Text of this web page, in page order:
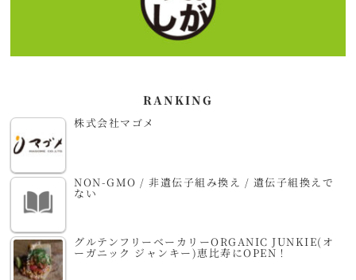
RANKING
株式会社マゴメ
NON-GMO / 非遺伝子組み換え / 遺伝子組換えで
ない
グルテンフリーベーカリーORGANIC JUNKIE(オ
ーガニック ジャンキー)恵比寿にOPEN！